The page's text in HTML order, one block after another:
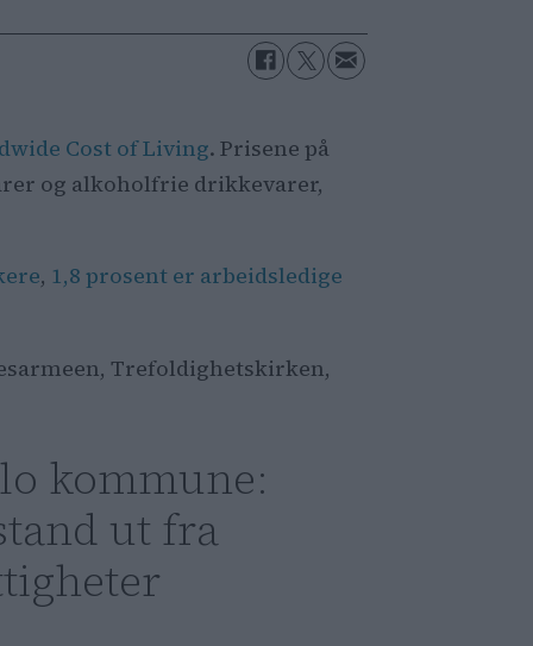
Cost of Living. Prisene på
og alkoholfrie drikkevarer,
, 1,8 prosent er arbeidsledige
Trefoldighetskirken,
kommune:
ut fra